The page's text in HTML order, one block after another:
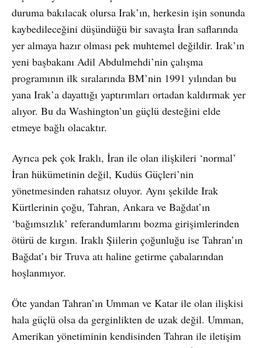
duruma bakılacak olursa Irak’ın, herkesin işin sonunda
kaybedileceğini düşündüğü bir savaşta İran saflarında
yer almaya hazır olması pek muhtemel değildir. Irak’ın
yeni başbakanı Adil Abdulmehdi’nin çalışma
programının ilk sıralarında BM’nin 1991 yılından bu
yana Irak’a dayattığı yaptırımları ortadan kaldırmak yer
alıyor. Bu da Washington’un güçlü desteğini elde
etmeye bağlı olacaktır.
Ayrıca pek çok Iraklı, İran ile olan ilişkileri ‘normal’
İran hükümetinin değil, Kudüs Güçleri’nin
yönetmesinden rahatsız oluyor. Aynı şekilde Irak
Kürtlerinin çoğu, Tahran, Ankara ve Bağdat’ın
‘bağımsızlık’ referandumlarını bozma girişimlerinden
ötürü de kırgın. Iraklı Şiilerin çoğunluğu ise Tahran’ın
Bağdat’ı bir Truva atı haline getirme çabalarından
hoşlanmıyor.
Öte yandan Tahran’ın Umman ve Katar ile olan ilişkisi
hala güçlü olsa da gerginlikten de uzak değil. Umman,
Amerikan yönetiminin kendisinden Tahran ile iletişim